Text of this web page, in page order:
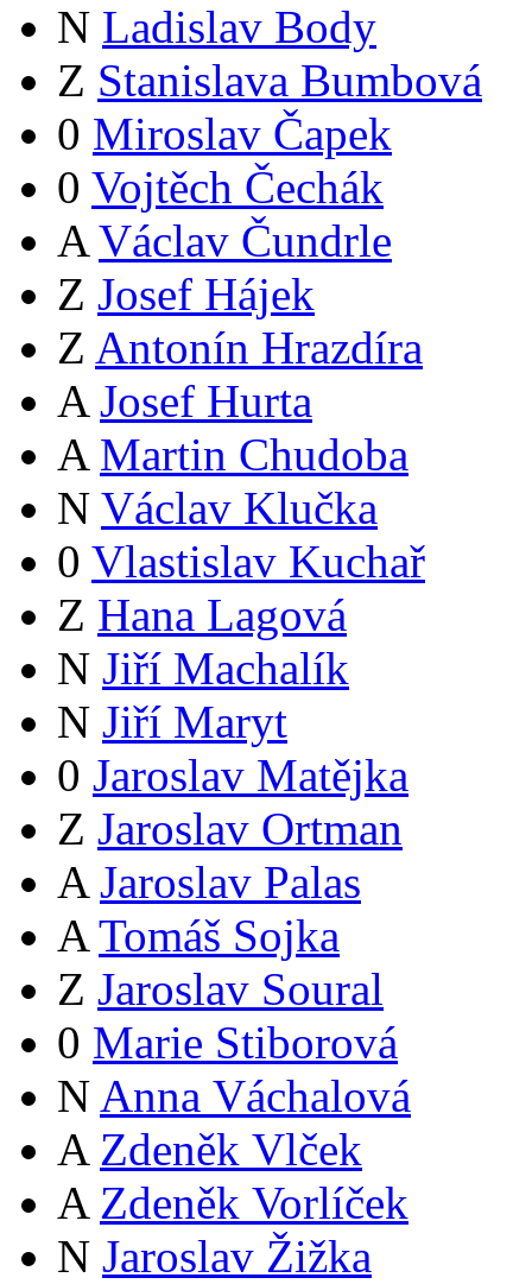
N Ladislav Body
Z Stanislava Bumbová
0 Miroslav Čapek
0 Vojtěch Čechák
A Václav Čundrle
Z Josef Hájek
Z Antonín Hrazdíra
A Josef Hurta
A Martin Chudoba
N Václav Klučka
0 Vlastislav Kuchař
Z Hana Lagová
N Jiří Machalík
N Jiří Maryt
0 Jaroslav Matějka
Z Jaroslav Ortman
A Jaroslav Palas
A Tomáš Sojka
Z Jaroslav Soural
0 Marie Stiborová
N Anna Váchalová
A Zdeněk Vlček
A Zdeněk Vorlíček
N Jaroslav Žižka